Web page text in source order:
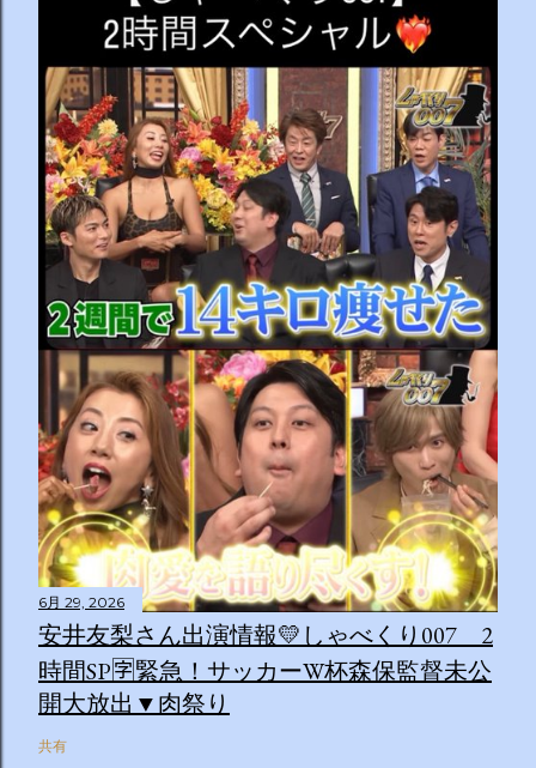
6月 29, 2026
安井友梨さん出演情報💛しゃべくり007 2
時間SP🈑緊急！サッカーW杯森保監督未公
開大放出▼肉祭り
共有